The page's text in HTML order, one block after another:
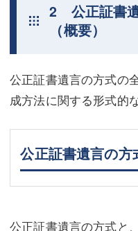
2 公正証書
（概要）
公正証書遺言の方式の
成方法に関する形式的
公正証書遺言の方
公正証書遺言の方式と